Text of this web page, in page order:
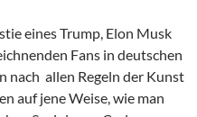
eines Trump, Elon Musk
Fans in deutschen
nach allen Regeln der Kunst
auf jene Weise, wie man